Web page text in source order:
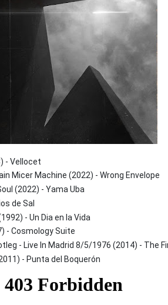
- Vellocet
Micer Machine (2022) - Wrong Envelope
(2022) - Yama Uba
de Sal
- Un Dia en la Vida
- Cosmology Suite
- Live In Madrid 8/5/1976 (2014) - The
- Punta del Boquerón